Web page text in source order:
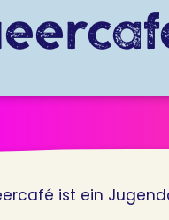
ist ein